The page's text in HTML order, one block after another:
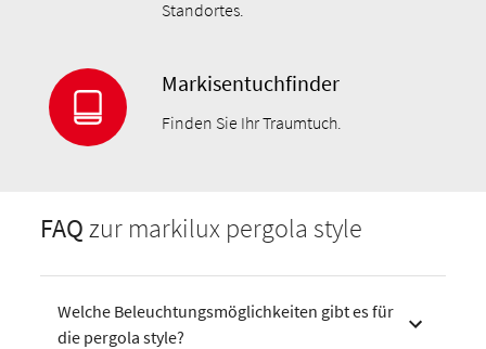
Standortes.
Markisentuchfinder
Finden Sie Ihr Traumtuch.
FAQzur markilux pergola style
Welche Beleuchtungsmöglichkeiten gibt es für
die pergola style?